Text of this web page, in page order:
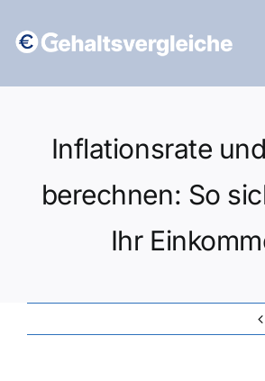
Inhalt
Inflationsrate
berechnen: So
Ihr